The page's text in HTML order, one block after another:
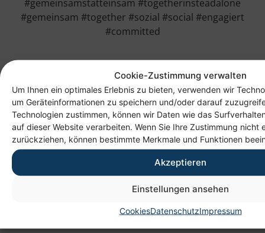
Cookie-Zustimmung verwalten
Um Ihnen ein optimales Erlebnis zu bieten, verwenden wir
um Geräteinformationen zu speichern und/oder darauf
Technologien zustimmen, können wir Daten wie das
auf dieser Website verarbeiten. Wenn Sie Ihre Zustimmung nicht
zurückziehen, können bestimmte Merkmale und Funktionen
Akzeptieren
Einstellungen ansehen
CookiesDatenschutzImpressum
#gemeinsamstatteinsam #togetherinsteadalone
#gemeinsam #together #sozial #social #engagiert
#committed